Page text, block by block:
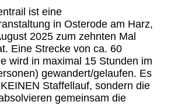
ist eine
in Osterode am Harz,
2025 zum zehnten Mal
Eine Strecke von ca. 60
wird in maximal 15 Stunden im
gewandert/gelaufen. Es
Staffellauf, sondern die
gemeinsam die